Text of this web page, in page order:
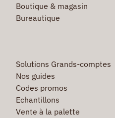
Boutique & magasin
Bureautique
Solutions Grands-comptes
Nos guides
Codes promos
Echantillons
Vente à la palette